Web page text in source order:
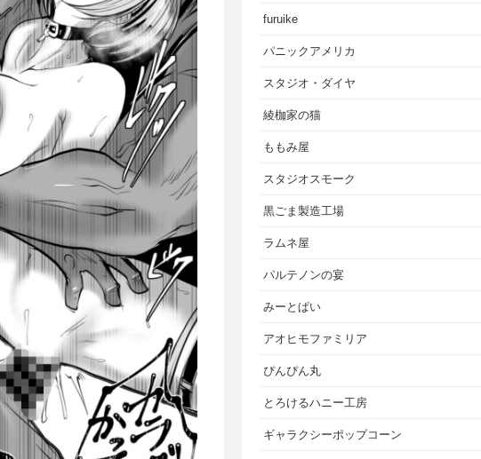
furuike
パニックアメリカ
スタジオ・ダイヤ
綾枷家の猫
ももみ屋
スタジオスモーク
黒ごま製造工場
ラムネ屋
パルテノンの宴
みーとぱい
アオヒモファミリア
ぴんぴん丸
とろけるハニー工房
ギャラクシーポップコーン